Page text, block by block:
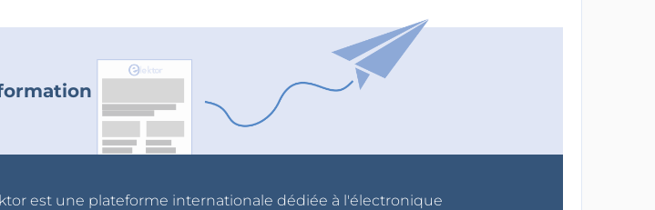
est une plateforme internationale dédiée à l'électronique